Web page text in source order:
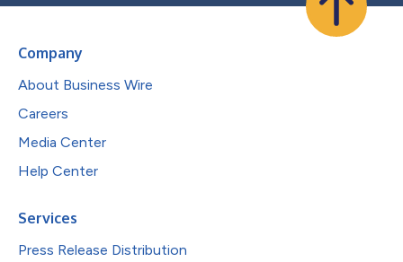
Company
About Business Wire
Careers
Media Center
Help Center
Services
Press Release Distribution